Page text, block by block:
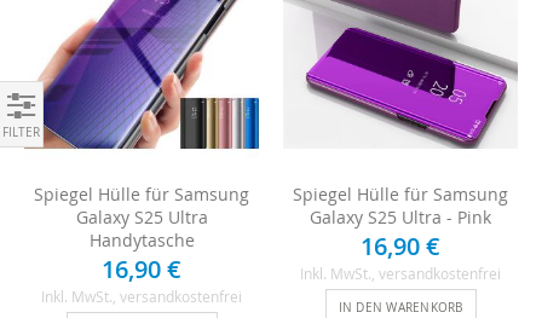
Spiegel Hülle für Samsung
Galaxy S25 Ultra
Handytasche
16,90 €
Inkl. MwSt., versandkostenfrei
Spiegel Hülle für Samsung
Galaxy S25 Ultra - Pink
16,90 €
Inkl. MwSt., versandkostenfrei
IN DEN WARENKORB
Einkaufen nach